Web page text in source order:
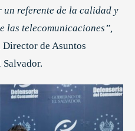
un referente de la calidad y
las telecomunicaciones”,
de Asuntos